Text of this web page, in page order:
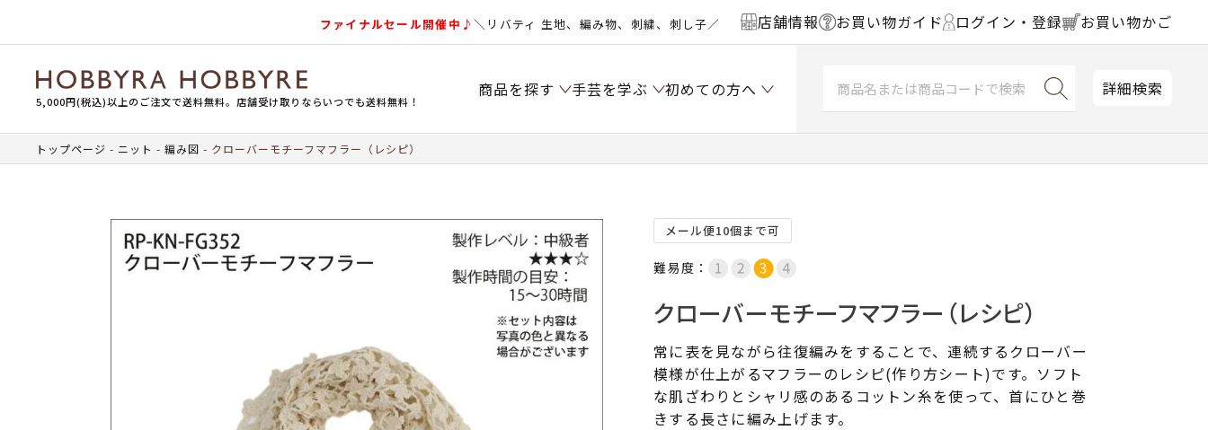
ファイナルセール開催中♪＼リバティ 生地、編み物、刺繍、刺し子／ 店舗情報 お買い物ガイド ログイン・登録 お買い物かご
5,000円(税込)以上のご注文で送料無料。店舗受け取りならいつでも送料無料！
商品を探す 手芸を学ぶ 初めての方へ 詳細検索
トップページ ニット 編み図 クローバーモチーフマフラー（レシピ）
メール便10個まで可
難易度：
クローバーモチーフマフラー（レシピ）
常に表を見ながら往復編みをすることで、連続するクローバー
模様が仕上がるマフラーのレシピ(作り方シート)です。ソフト
な肌ざわりとシャリ感のあるコットン糸を使って、首にひと巻
きする長さに編み上げます。